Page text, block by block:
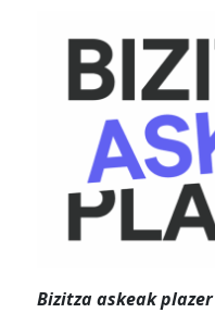
Bizitza askeak plazer